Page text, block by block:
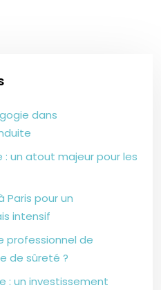
dans
un atout majeur pour les
Paris pour un
intensif
professionnel de
de sûreté ?
: un investissement